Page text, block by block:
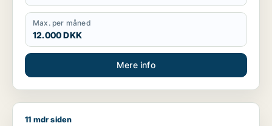
Max. per måned
12.000 DKK
Mere info
Jeg søger kontor, værksted, erhvervsgrund eller
11 mdr siden